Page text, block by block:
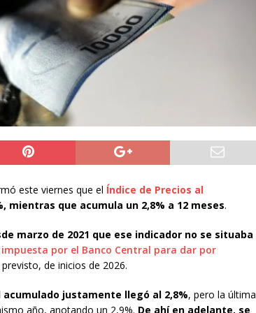
Álvaro Jofre alerta por el futuro del Casino Municipal de
Municipal aprueba proyecto para mejorar el alumbrado
ALTO HOSPICIO
León XIV viajará a Uruguay, Argentina y Perú del 6 al 17 de
este viernes que el Índice de Precios al
mientras que acumula un 2,8% a 12 meses.
marzo de 2021 que ese indicador no se situaba
por el Banco Central para dar por
de inicios de 2026.
acumulado justamente llegó al 2,8%, pero la última
año, anotando un 2,9%. De ahí en adelante, se